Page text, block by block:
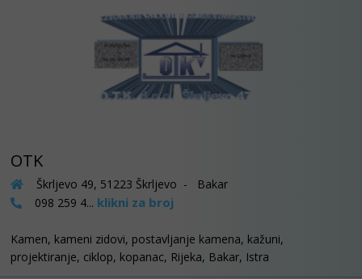
OTK
Škrljevo 49, 51223 Škrljevo - Bakar
098 259 4... klikni za broj
Kamen, kameni zidovi, postavljanje kamena, kažuni,
projektiranje, ciklop, kopanac, Rijeka, Bakar, Istra